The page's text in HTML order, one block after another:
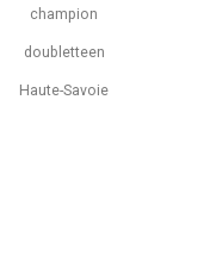
champion
doubletteen
Haute-Savoie